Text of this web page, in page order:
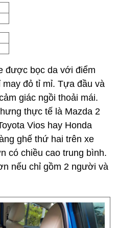
được bọc da với điểm
đỏ tỉ mỉ. Tựa đầu và
giác ngồi thoải mái.
thực tế là Mazda 2
Vios hay Honda
ghế thứ hai trên xe
có chiều cao trung bình.
nếu chỉ gồm 2 người và